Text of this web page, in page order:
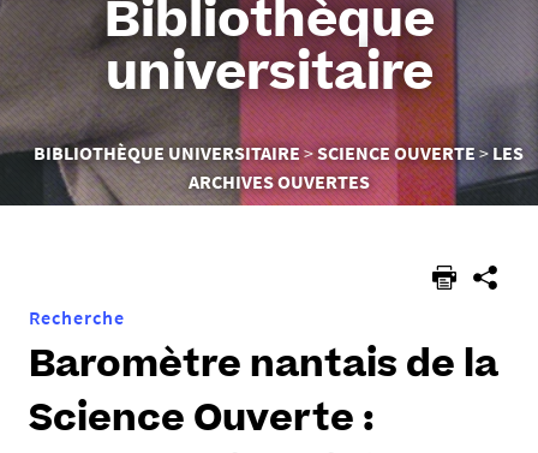
Bibliothèque
universitaire
Vous
êtes
ici :
BIBLIOTHÈQUE UNIVERSITAIRE SCIENCE OUVERTE
LES
ARCHIVES OUVERTES
Recherche
Baromètre nantais de la
Science Ouverte :